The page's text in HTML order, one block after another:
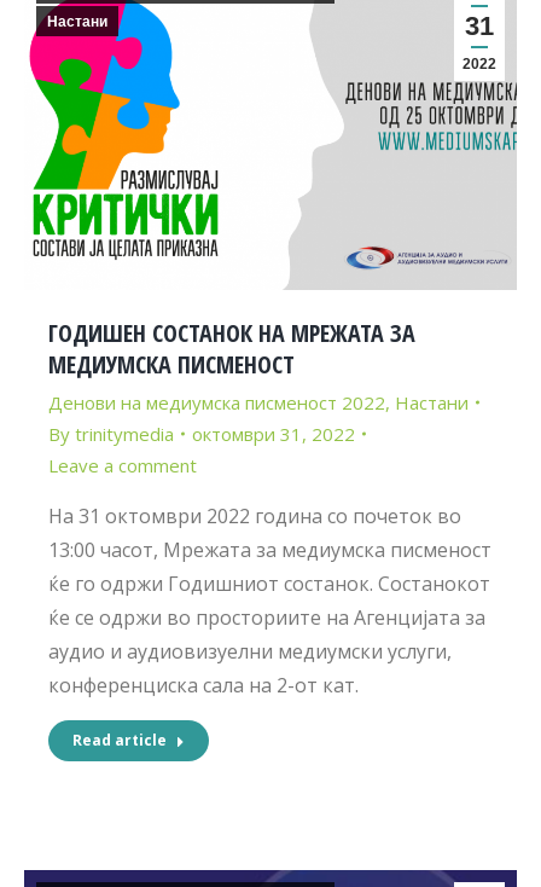
31
2022
Настани
ГОДИШЕН СОСТАНОК НА МРЕЖАТА ЗА
МЕДИУМСКА ПИСМЕНОСТ
Денови на медиумска писменост 2022, Настани
By trinitymedia
октомври 31, 2022
Leave a comment
На 31 октомври 2022 година со почеток во
13:00 часот, Мрежата за медиумска писменост
ќе го одржи Годишниот состанок. Состанокот
ќе се одржи во просториите на Агенцијата за
аудио и аудиовизуелни медиумски услуги,
конференциска сала на 2-от кат.
Read article